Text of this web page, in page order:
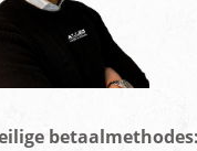
betaalmethodes: